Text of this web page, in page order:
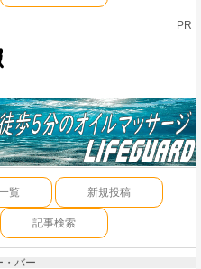
PR
覧 新規投稿
記事検索
・バー